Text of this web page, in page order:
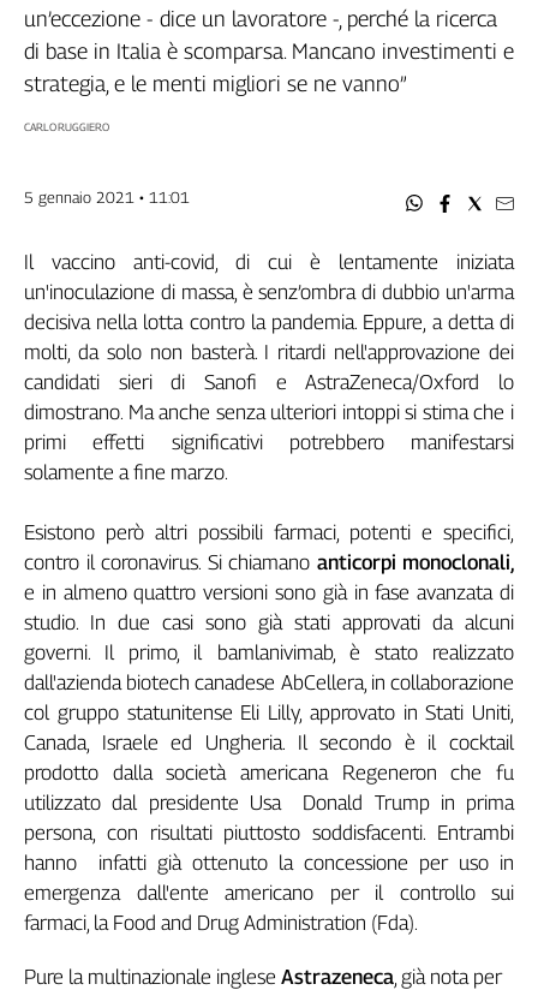
Flc
Slc
Inca
G8
di
Genova,
il
sangue
della
ragione
anni
Collettiva
Collettiva
Play
Rubriche
Collettiva
Talk
La
settimana
Collettiva
Girasoli
Il
Linea
un’eccezione - dice un lavoratore -, perché la ricerca
di base in Italia è scomparsa. Mancano investimenti e
strategia, e le menti migliori se ne vanno”
CARLO RUGGIERO
5 gennaio 2021 • 11:01
Il vaccino anti-covid, di cui è lentamente iniziata
un'inoculazione di massa, è senz’ombra di dubbio un'arma
decisiva nella lotta contro la pandemia. Eppure, a detta di
molti, da solo non basterà. I ritardi nell'approvazione dei
candidati sieri di Sanofi e AstraZeneca/Oxford lo
dimostrano. Ma anche senza ulteriori intoppi si stima che i
primi effetti significativi potrebbero manifestarsi
solamente a fine marzo.
Esistono però altri possibili farmaci, potenti e specifici,
contro il coronavirus. Si chiamano anticorpi monoclonali,
e in almeno quattro versioni sono già in fase avanzata di
studio. In due casi sono già stati approvati da alcuni
governi. Il primo, il bamlanivimab, è stato realizzato
dall'azienda biotech canadese AbCellera, in collaborazione
col gruppo statunitense Eli Lilly, approvato in Stati Uniti,
Canada, Israele ed Ungheria. Il secondo è il cocktail
prodotto dalla società americana Regeneron che fu
utilizzato dal presidente Usa Donald Trump in prima
persona, con risultati piuttosto soddisfacenti. Entrambi
hanno infatti già ottenuto la concessione per uso in
emergenza dall'ente americano per il controllo sui
farmaci, la Food and Drug Administration (Fda).
Pure la multinazionale inglese Astrazeneca, già nota per